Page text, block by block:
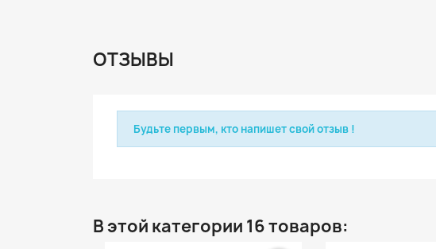
ОТЗЫВЫ
Будьте первым, кто напишет свой отзыв !
В этой категории 16 товаров: